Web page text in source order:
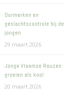
Oormerken en
geslachtscontrole bij de
jongen
29 maart 2026
Jonge Vlaamse Reuzen
groeien als kool
20 maart 2026